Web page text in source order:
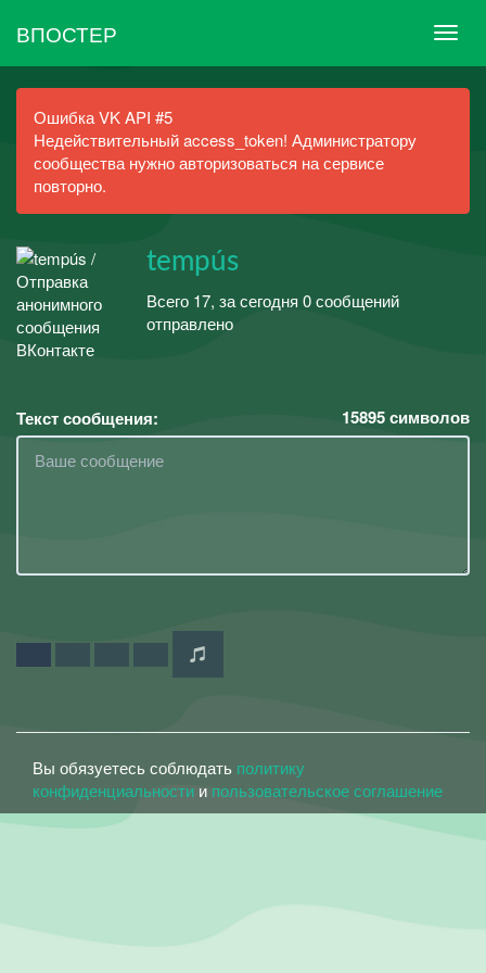
ВПОСТЕР
Ошибка VK API #5
Недействительный access_token! Администратору
сообщества нужно авторизоваться на сервисе
повторно.
tempús
Всего 17, за сегодня 0 сообщений
отправлено
Текст сообщения: 15895символов
Вы обязуетесь соблюдать политику
конфиденциальности и пользовательское соглашение